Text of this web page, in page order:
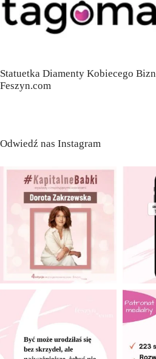
Statuetka Diamenty Kobiecego
Feszyn.com
Odwiedź nas Instagram